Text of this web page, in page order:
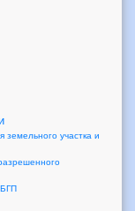
земельного участка и
БГП